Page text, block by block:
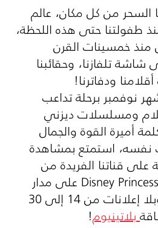
السحر من كل مكان، عالم
طفولتنا حتى هذه اللحظة،
منذ خمسينات القرن
تلفازنا، وحقائبنا
ودفاترنا!
نوفمبر برحلة تداعب
ومسلسلات ديزني
أميرة القوة والجمال
استمتع بمشاهدة
على قناتنا الفريدة من
Disney على مدار
الساعة وبلا توقف وبلا إعلانات من 14 إلى 30
بلاتينيوم!